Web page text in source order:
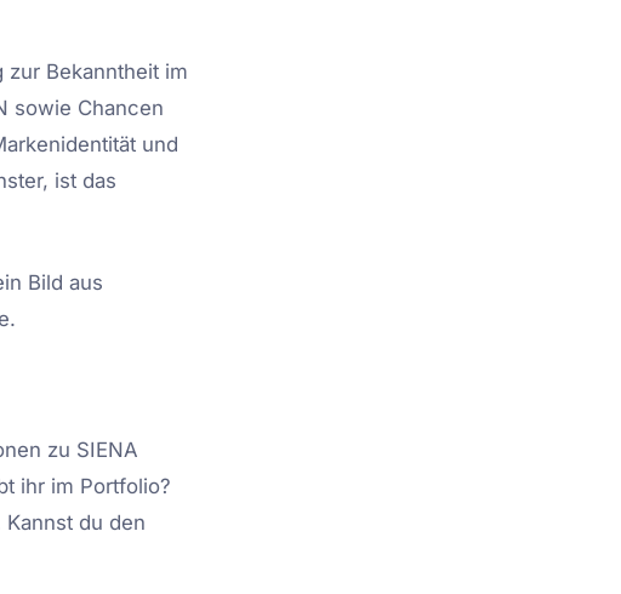
Bekanntheit im
sowie Chancen
und
ist das
Bild aus
zu SIENA
ihr im Portfolio?
Kannst du den